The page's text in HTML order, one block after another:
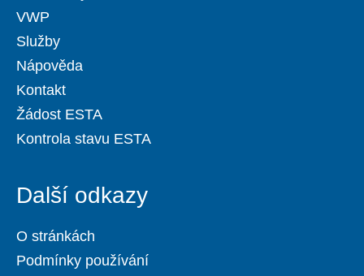
VWP
Služby
Nápověda
Kontakt
Žádost ESTA
Kontrola stavu ESTA
Další odkazy
O stránkách
Podmínky používání